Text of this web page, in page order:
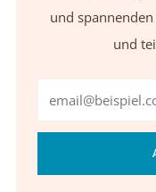
und
und